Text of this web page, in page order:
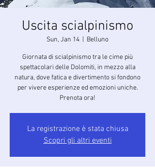
Uscita scialpinismo
Sun, Jan 14 Belluno
Giornata di scialpinismo tra le cime più
spettacolari delle Dolomiti, in mezzo alla
natura, dove fatica e divertimento si fondono
per vivere esperienze ed emozioni uniche.
Prenota ora!
La registrazione è stata chiusa
Scopri gli altri eventi